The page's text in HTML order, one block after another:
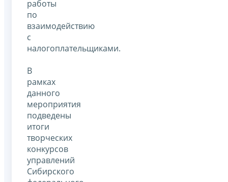
работы
по
взаимодействию
с
налогоплательщиками.
В
рамках
данного
мероприятия
подведены
итоги
творческих
конкурсов
управлений
Сибирского